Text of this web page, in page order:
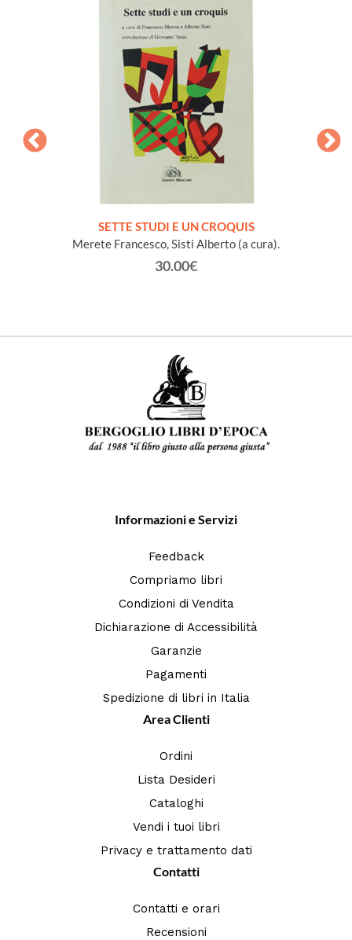
SETTE STUDI E UN CROQUIS
Merete Francesco, Sisti Alberto (a cura).
30.00€
Informazioni e Servizi
Feedback
Compriamo libri
Condizioni di Vendita
Dichiarazione di Accessibilità
Garanzie
Pagamenti
Spedizione di libri in Italia
Area Clienti
Ordini
Lista Desideri
Cataloghi
Vendi i tuoi libri
Privacy e trattamento dati
Contatti
Contatti e orari
Recensioni